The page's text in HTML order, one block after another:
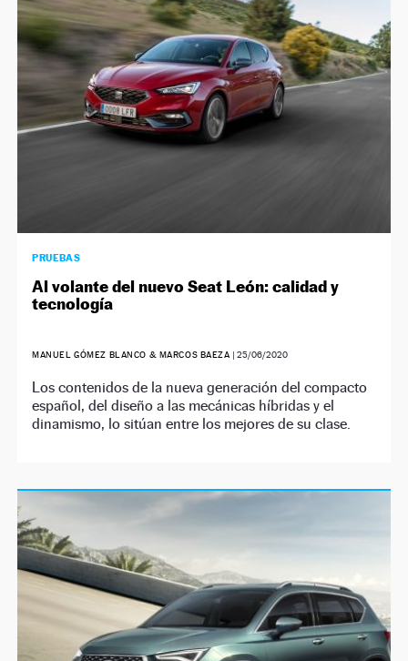
NEWSLETTER
SÍGUENOS
PRUEBAS
Al volante del nuevo Seat León: calidad y
tecnología
MANUEL GÓMEZ BLANCO & MARCOS BAEZA | 25/06/2020
Los contenidos de la nueva generación del compacto
español, del diseño a las mecánicas híbridas y el
dinamismo, lo sitúan entre los mejores de su clase.